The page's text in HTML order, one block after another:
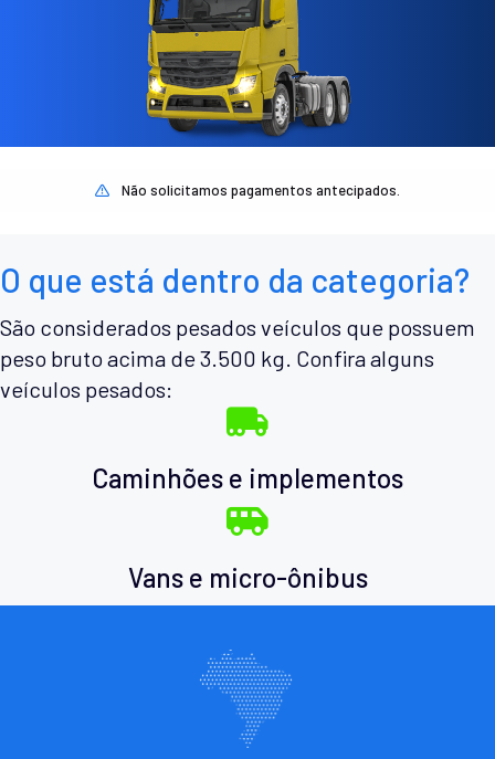
Não solicitamos pagamentos antecipados.
O que está dentro da categoria?
São considerados pesados veículos que possuem
peso bruto acima de 3.500 kg. Confira alguns
veículos pesados:
Caminhões e implementos
Vans e micro-ônibus